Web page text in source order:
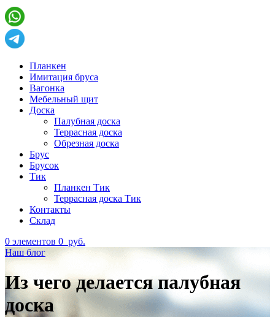
Планкен
Имитация бруса
Вагонка
Мебельный щит
Доска
Палубная доска
Террасная доска
Обрезная доска
Брус
Брусок
Тик
Планкен Тик
Террасная доска Тик
Контакты
Склад
0 элементов 0 руб.
Наш блог
Из чего делается палубная
доска